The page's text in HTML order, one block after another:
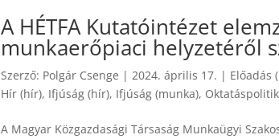
A HÉTFA Kutatóintézet
munkaerőpiaci helyzetéről
Szerző: Polgár Csenge |2024. április 17. | Előadás
Hír (hír), Ifjúság (hír), Ifjúság (munka),
A Magyar Közgazdasági Társaság Munkaügyi